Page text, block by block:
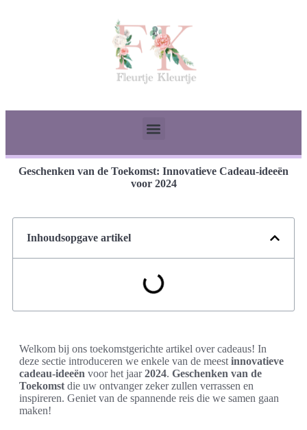
Geschenken van de Toekomst: Innovatieve Cadeau-ideeën
voor 2024
Inhoudsopgave artikel
Welkom bij ons toekomstgerichte artikel over cadeaus! In
deze sectie introduceren we enkele van de meest innovatieve
cadeau-ideeën voor het jaar2024. Geschenken van de
Toekomst die uw ontvanger zeker zullen verrassen en
inspireren. Geniet van de spannende reis die we samen gaan
maken!